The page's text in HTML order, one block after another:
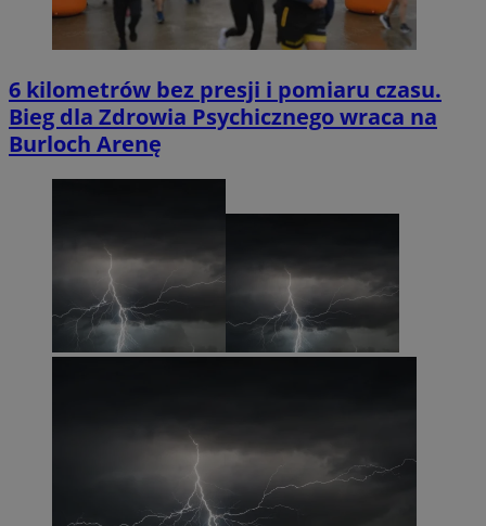
6 kilometrów bez presji i pomiaru czasu.
Bieg dla Zdrowia Psychicznego wraca na
Burloch Arenę